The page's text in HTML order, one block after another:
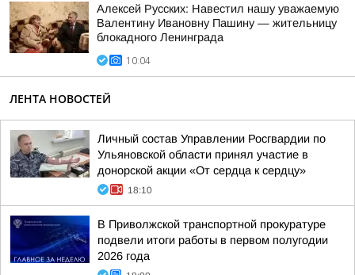
Алексей Русских: Навестил нашу уважаемую
Валентину Ивановну Пашину — жительницу
блокадного Ленинграда
10:04
ЛЕНТА НОВОСТЕЙ
Личный состав Управлении Росгвардии по
Ульяновской области принял участие в
донорской акции «От сердца к сердцу»
18:10
В Приволжской транспортной прокуратуре
подвели итоги работы в первом полугодии
2026 года